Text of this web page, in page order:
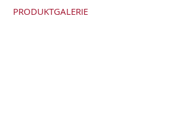
PRODUKTGALERIE